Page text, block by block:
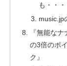
も・・・
music.jp
『無能な
の3倍のポ
ク』